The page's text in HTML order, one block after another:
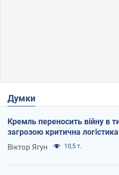
Думки
Кремль переносить війну в
загрозою критична логістика
Віктор Ягун 10,5 т.